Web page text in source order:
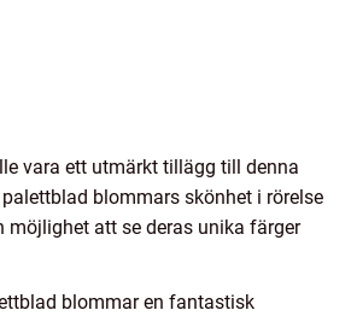
vara ett utmärkt tillägg till denna
blommars skönhet i rörelse
möjlighet att se deras unika färger
blommar en fantastisk